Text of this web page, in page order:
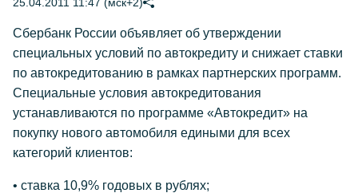
Сбербанк России объявляет об утверждении
специальных условий по автокредиту и снижает ставки
по автокредитованию в рамках партнерских программ.
Специальные условия автокредитования
устанавливаются по программе «Автокредит» на
покупку нового автомобиля едиными для всех
категорий клиентов:
• ставка 10,9% годовых в рублях;